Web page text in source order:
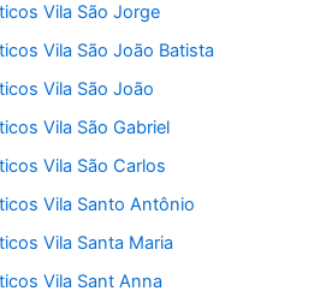
Vila São Jorge
Vila São João Batista
Vila São João
Vila São Gabriel
Vila São Carlos
Vila Santo Antônio
Vila Santa Maria
Vila Sant Anna